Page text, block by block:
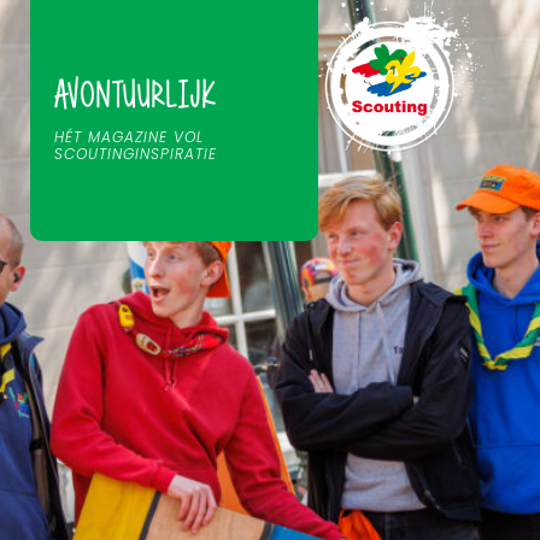
AVONTUURLIJK
HÉT MAGAZINE VOL
SCOUTINGINSPIRATIE